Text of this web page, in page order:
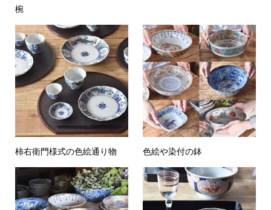
椀
柿右衛門様式の色絵通り物 色絵や染付の鉢